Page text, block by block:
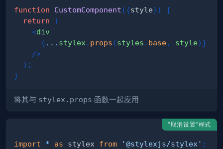
function CustomComponent ({style})
{
return
(
<div
{ ... stylex . props (styles . base, style) }
/>
) ;
}
将其与 stylex.props 函数一起应用
“取消设置”样式
import * as stylex from '@stylexjs/stylex' ;